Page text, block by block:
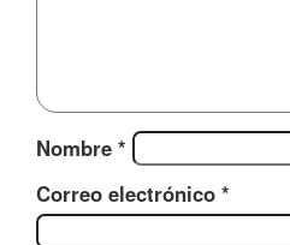
Nombre *
Correo electrónico *